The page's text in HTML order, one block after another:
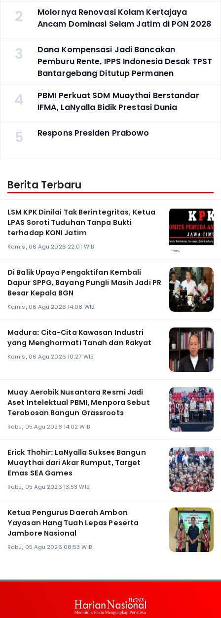
2
Molornya Renovasi Kolam Kertajaya
Ancam Dominasi Selam Jatim di PON 2028
3
Dana Kompensasi Jadi Bancakan
Pemburu Rente, IPPS Indonesia Desak TPST
Bantargebang Ditutup Permanen
4
PBMI Perkuat SDM Muaythai Berstandar
IFMA, LaNyalla Bidik Prestasi Dunia
5 Respons Presiden Prabowo
Berita Terbaru
LSM KPK Dinilai Tak Berintegritas, Ketua
LPAS Soroti Tuduhan Tanpa Bukti
terhadap KONI Jatim
Kamis, 06 Agu 2026 22:01 WIB
Di Balik Upaya Pengaktifan Kembali
Dapur SPPG, Bayang Pungli Masih Jadi PR
Besar Kepala BGN
Kamis, 06 Agu 2026 14:08 WIB
Madura: Cita-Cita Kawasan Industri
yang Menghormati Tanah dan Rakyat
Kamis, 06 Agu 2026 10:27 WIB
Muay Aerobik Nusantara Resmi Jadi
Aset Intelektual PBMI, Menpora Sebut
Terobosan Bangun Grassroots
Rabu, 05 Agu 2026 14:02 WIB
Erick Thohir: LaNyalla Sukses Bangun
Muaythai dari Akar Rumput, Target
Emas SEA Games
Rabu, 05 Agu 2026 13:53 WIB
Ketua Pengurus Daerah Ambon
Yayasan Hang Tuah Lepas Peserta
Jambore Nasional
Rabu, 05 Agu 2026 08:53 WIB